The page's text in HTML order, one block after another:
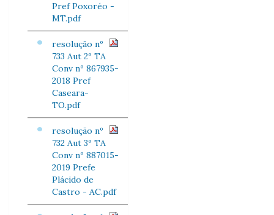
Pref Poxoréo -
MT.pdf
resolução nº
733 Aut 2º TA
Conv nº 867935-
2018 Pref
Caseara-
TO.pdf
resolução nº
732 Aut 3º TA
Conv nº 887015-
2019 Prefe
Plácido de
Castro - AC.pdf